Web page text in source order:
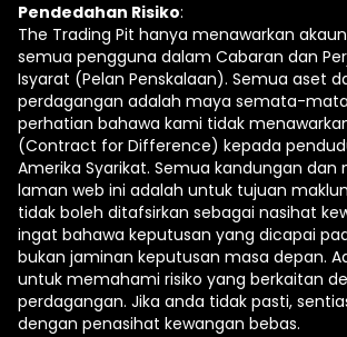
Pendedahan Risiko:
The Trading Pit hanya menawarkan
semua pengguna dalam Cabaran dan
Isyarat (Pelan Penskalaan). Semua aset
perdagangan adalah maya semata-
perhatian bahawa kami tidak
(Contract for Difference) kepada
Amerika Syarikat. Semua kandungan dan
laman web ini adalah untuk tujuan
tidak boleh ditafsirkan sebagai nasihat
ingat bahawa keputusan yang dicapai
bukan jaminan keputusan masa depan.
untuk memahami risiko yang berkaitan
perdagangan. Jika anda tidak pasti,
dengan penasihat kewangan bebas.